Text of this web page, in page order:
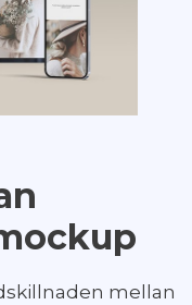
mellan